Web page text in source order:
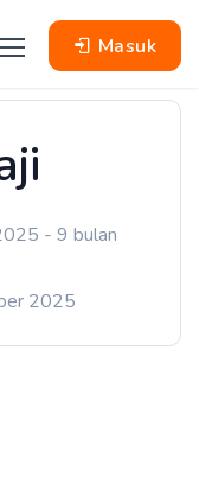
Masuk
- 9 bulan
2025